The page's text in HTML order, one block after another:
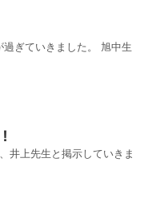
ぎていきました。 旭中生
井上先生と掲示していきま